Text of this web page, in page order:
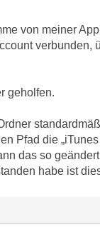
von meiner
verbunden,
geholfen.
Pfad die
das so
habe ist